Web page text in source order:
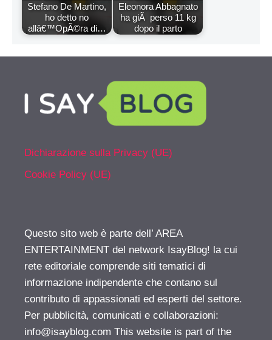
Stefano De Martino,
ho detto no
allâ€™OpÃ©ra di…
Eleonora Abbagnato
ha giÃ perso 11 kg
dopo il parto
Dichiarazione sulla Privacy (UE)
Cookie Policy (UE)
Questo sito web è parte dell’ AREA
ENTERTAINMENT del network IsayBlog! la cui
rete editoriale comprende siti tematici di
informazione indipendente che contano sul
contributo di appassionati ed esperti del settore.
Per pubblicità, comunicati e collaborazioni:
info@isayblog.com This website is part of the